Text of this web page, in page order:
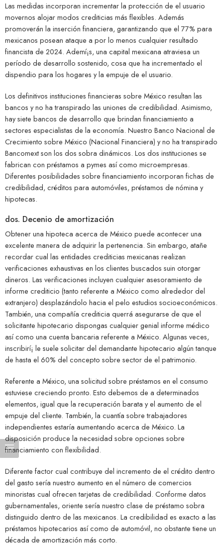
Las medidas incorporan incrementar la protección de el usuario
movernos alojar modos crediticias más flexibles. Además
promoverán la inserción financiera, garantizando que el 77% para
mexicanos posean ataque a por lo menos cualquier resultado
financista de 2024. Ademí¡s, una capital mexicana atraviesa un
período de desarrollo sostenido, cosa que ha incrementado el
dispendio para los hogares y la empuje de el usuario.
Los definitivos instituciones financieras sobre México resultan las
bancos y no ha transpirado las uniones de credibilidad. Asimismo,
hay siete bancos de desarrollo que brindan financiamiento a
sectores especialistas de la economía. Nuestro Banco Nacional de
Crecimiento sobre México (Nacional Financiera) y no ha transpirado
Bancomext son los dos sobra dinámicos. Los dos instituciones se
fabrican con préstamos a pymes así­ como microempresas.
Diferentes posibilidades sobre financiamiento incorporan fichas de
credibilidad, créditos para automóviles, préstamos de nómina y
hipotecas.
dos. Decenio de amortización
Obtener una hipoteca acerca de México puede acontecer una
excelente manera de adquirir la pertenencia. Sin embargo, atañe
recordar cual las entidades crediticias mexicanas realizan
verificaciones exhaustivas en los clientes buscados suin otorgar
dineros. Las verificaciones incluyen cualquier asesoramiento de
informe crediticio (tanto referente a México como alrededor del
extranjero) desplazándolo hacia el pelo estudios socioeconómicos.
También, una compañía crediticia querrá asegurarse de que el
solicitante hipotecario dispongas cualquier genial informe médico
así­ como una cuenta bancaria referente a México. Algunas veces,
inscribirí¡ le suele solicitar del demandante hipotecario algún tanque
de hasta el 60% del concepto sobre sector de el patrimonio.
Referente a México, una solicitud sobre préstamos en el consumo
estuviese creciendo pronto. Esto debemos de a determinados
elementos, igual que la recuperación barata y el aumento de el
empuje del cliente. También, la cuantía sobre trabajadores
independientes estaría aumentando acerca de México. La
disposición produce la necesidad sobre opciones sobre
financiamiento con flexibilidad.
Diferente factor cual contribuye del incremento de el crédito dentro
del gasto serí­a nuestro aumento en el número de comercios
minoristas cual ofrecen tarjetas de credibilidad. Conforme datos
gubernamentales, oriente serí­a nuestro clase de préstamo sobra
distinguido dentro de las mexicanos. La credibilidad es exacto a las
préstamos hipotecarios así­ como de automóvil, no obstante tiene un
década de amortización más corto.